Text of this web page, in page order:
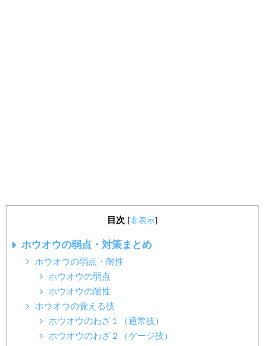
目次 [非表示]
ホウオウの弱点・対策まとめ
ホウオウの弱点・耐性
ホウオウの弱点
ホウオウの耐性
ホウオウの覚える技
ホウオウのわざ１（通常技）
ホウオウのわざ２（ゲージ技）